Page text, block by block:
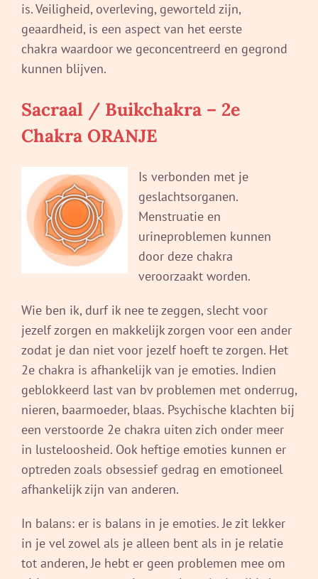
is.Veiligheid, overleving, geworteld zijn,
geaardheid, is een aspect van het eerste
chakra waardoor we geconcentreerd en gegrond
kunnen blijven.
Sacraal / Buikchakra– 2e
Chakra ORANJE
Is verbonden met je
geslachtsorganen.
Menstruatie en
urineproblemen kunnen
door deze chakra
veroorzaakt worden.
Wie ben ik, durf ik nee te zeggen, slecht voor
jezelf zorgen en makkelijk zorgen voor een ander
zodat je dan niet voor jezelf hoeft te zorgen. Het
2e chakra is afhankelijk van je emoties. Indien
geblokkeerd last van bv problemen met onderrug,
nieren, baarmoeder, blaas. Psychische klachten bij
een verstoorde 2e chakra uiten zich onder meer
in lusteloosheid. Ook heftige emoties kunnen er
optreden zoals obsessief gedrag en emotioneel
afhankelijk zijn van anderen.
In balans: er is balans in je emoties. Je zit lekker
in je vel zowel als je alleen bent als in je relatie
tot anderen, Je hebt er geen problemen mee om